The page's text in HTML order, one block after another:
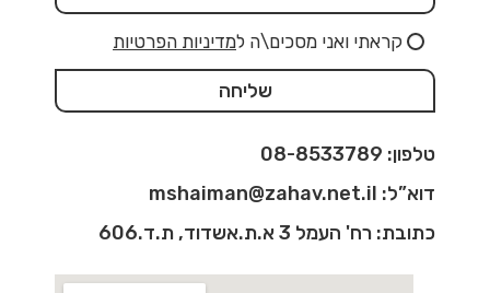
קראתי ואני מסכים\ה למדיניות הפרטיות
שליחה
טלפון: 08-8533789
דוא”ל: mshaiman@zahav.net.il
כתובת: רח' העמל 3 א.ת.אשדוד, ת.ד.606